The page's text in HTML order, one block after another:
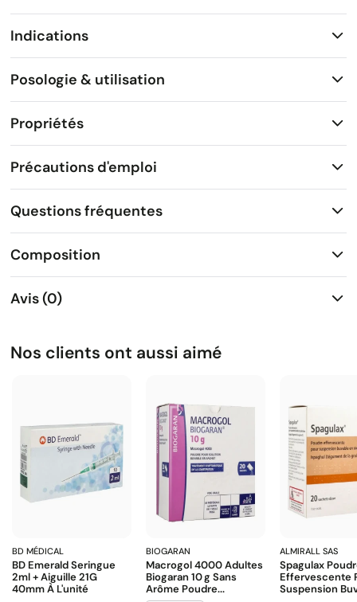
Indications
Posologie & utilisation
Propriétés
Précautions d'emploi
Questions fréquentes
Composition
Avis (0)
Nos clients ont aussi aimé
BD MÉDICAL
BD Emerald Seringue
2ml + Aiguille 21G
40mm À L'unité
BIOGARAN
Macrogol 4000 Adultes
Biogaran 10 G Sans
Arôme Poudre...
ALMIRALL SAS
Spagulax
Effervescente
Suspension